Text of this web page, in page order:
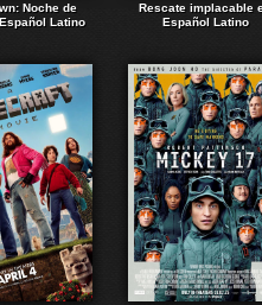
Noche de
Latino
Rescate implacable
Español Latino